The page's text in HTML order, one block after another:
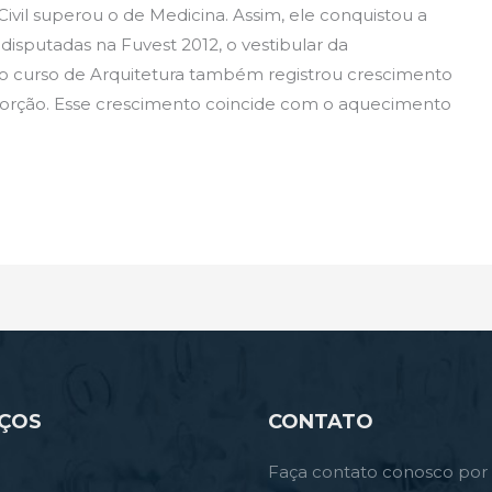
superou o de Medicina. Assim, ele conquistou a
na Fuvest 2012, o vestibular da
curso de Arquitetura também registrou crescimento
Esse crescimento coincide com o aquecimento
CONTATO
Faça contato conosco por